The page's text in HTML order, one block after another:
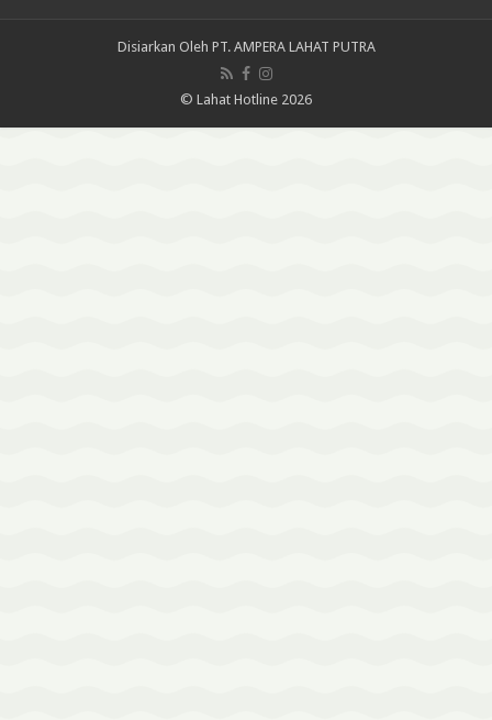
Disiarkan Oleh PT. AMPERA LAHAT PUTRA
© Lahat Hotline 2026